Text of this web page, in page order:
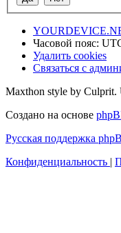
Часовой пояс:
Удалить cookies
Связаться с
Maxthon style by
Создано на основе
Русская поддержка
Конфиденциальность |